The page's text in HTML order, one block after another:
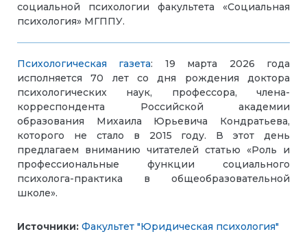
социальной психологии факультета «Социальная
психология» МГППУ.
Психологическая газета: 19 марта 2026 года
исполняется 70 лет со дня рождения доктора
психологических наук, профессора, члена-
корреспондента Российской академии
образования Михаила Юрьевича Кондратьева,
которого не стало в 2015 году. В этот день
предлагаем вниманию читателей статью «Роль и
профессиональные функции социального
психолога-практика в общеобразовательной
школе».
Источники: Факультет "Юридическая психология"